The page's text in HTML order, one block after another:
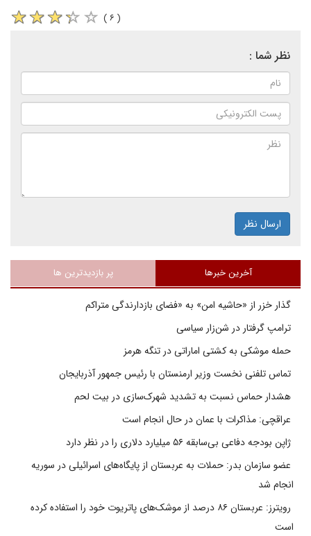
( ۶ )
نظر شما :
ارسال نظر
آخرین خبرها پر بازدیدترین ها
گذار خزر از «حاشیه امن» به «فضای بازدارندگی متراکم
ترامپ گرفتار در شن‌زار سیاسی
حمله موشکی به کشتی اماراتی در تنگه هرمز
تماس تلفنی نخست وزیر ارمنستان با رئیس جمهور آذربایجان
هشدار حماس نسبت به تشدید شهرک‌سازی در بیت‌ لحم
عراقچی: مذاکرات با عمان در حال انجام است
ژاپن بودجه دفاعی بی‌سابقه ۵۶ میلیارد دلاری را در نظر دارد
عضو سازمان بدر: حملات به عربستان از پایگاه‌های اسرائیلی در سوریه
انجام شد
رویترز: عربستان ۸۶ درصد از موشک‌های پاتریوت خود را استفاده کرده
است